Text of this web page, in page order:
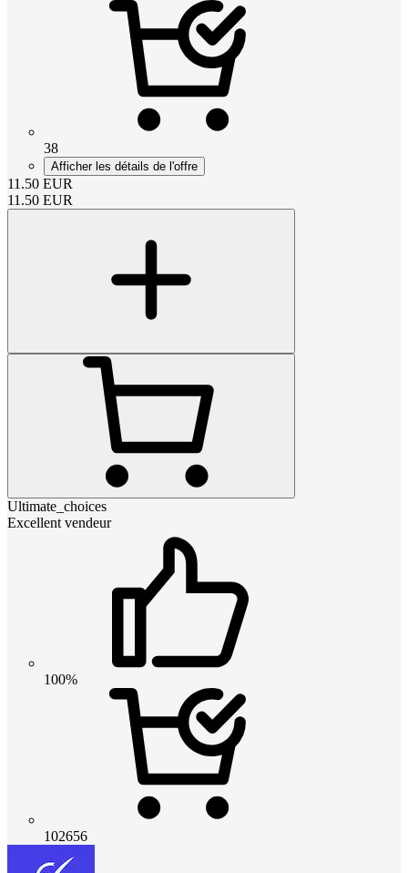
38
Afficher les détails de l'offre
11.50 EUR
11.50 EUR
Ultimate_choices
Excellent vendeur
100%
102656